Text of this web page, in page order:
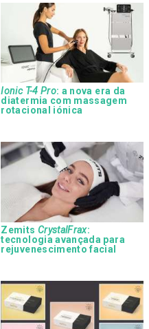
Ionic T-4 Pro: a nova era da
diatermia com massagem
rotacional iónica
Zemits CrystalFrax:
tecnologia avançada para
rejuvenescimento facial